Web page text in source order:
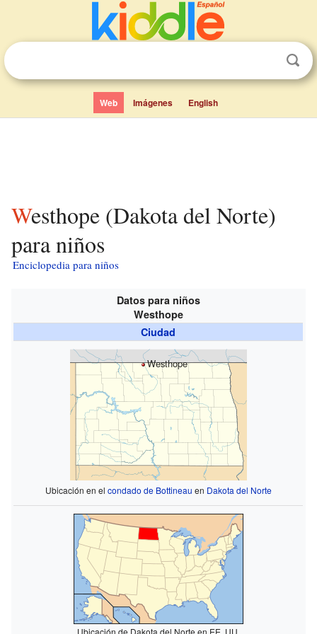
Web Imágenes English
Westhope (Dakota del Norte)
para niños
Enciclopedia para niños
Datos para niños
Westhope
Ciudad
Westhope
Ubicación en el condado de Bottineau en Dakota del Norte
Ubicación de Dakota del Norte en EE. UU.